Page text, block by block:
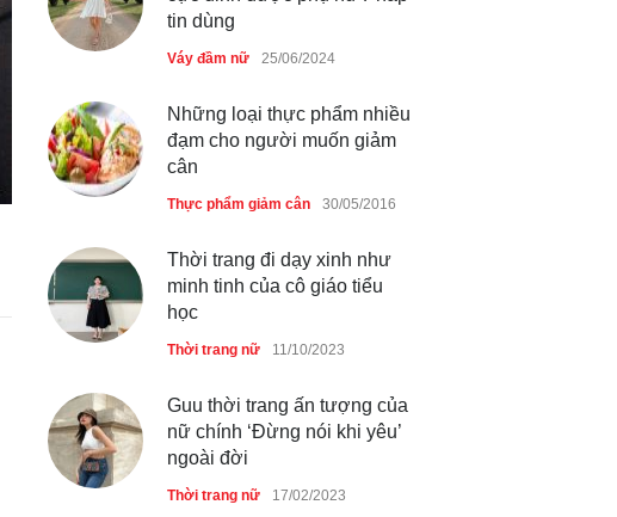
tin dùng
Váy đầm nữ 25/06/2024
Những loại thực phẩm nhiều
đạm cho người muốn giảm
cân
Thực phẩm giảm cân 30/05/2016
Thời trang đi dạy xinh như
minh tinh của cô giáo tiểu
học
Thời trang nữ 11/10/2023
Guu thời trang ấn tượng của
nữ chính ‘Đừng nói khi yêu’
ngoài đời
Thời trang nữ 17/02/2023